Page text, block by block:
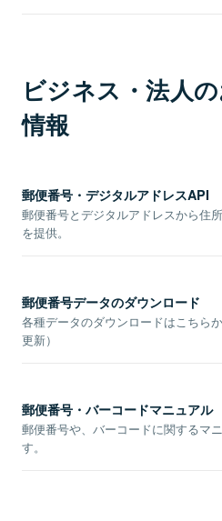
ビジネス・法人
情報
郵便番号・デジタルアドレスAPI
郵便番号とデジタルアドレスから住
を提供。
郵便番号データのダウンロード
各種データのダウンロードはこちら
更新）
郵便番号・バーコードマニュアル
郵便番号や、バーコードに関するマ
す。